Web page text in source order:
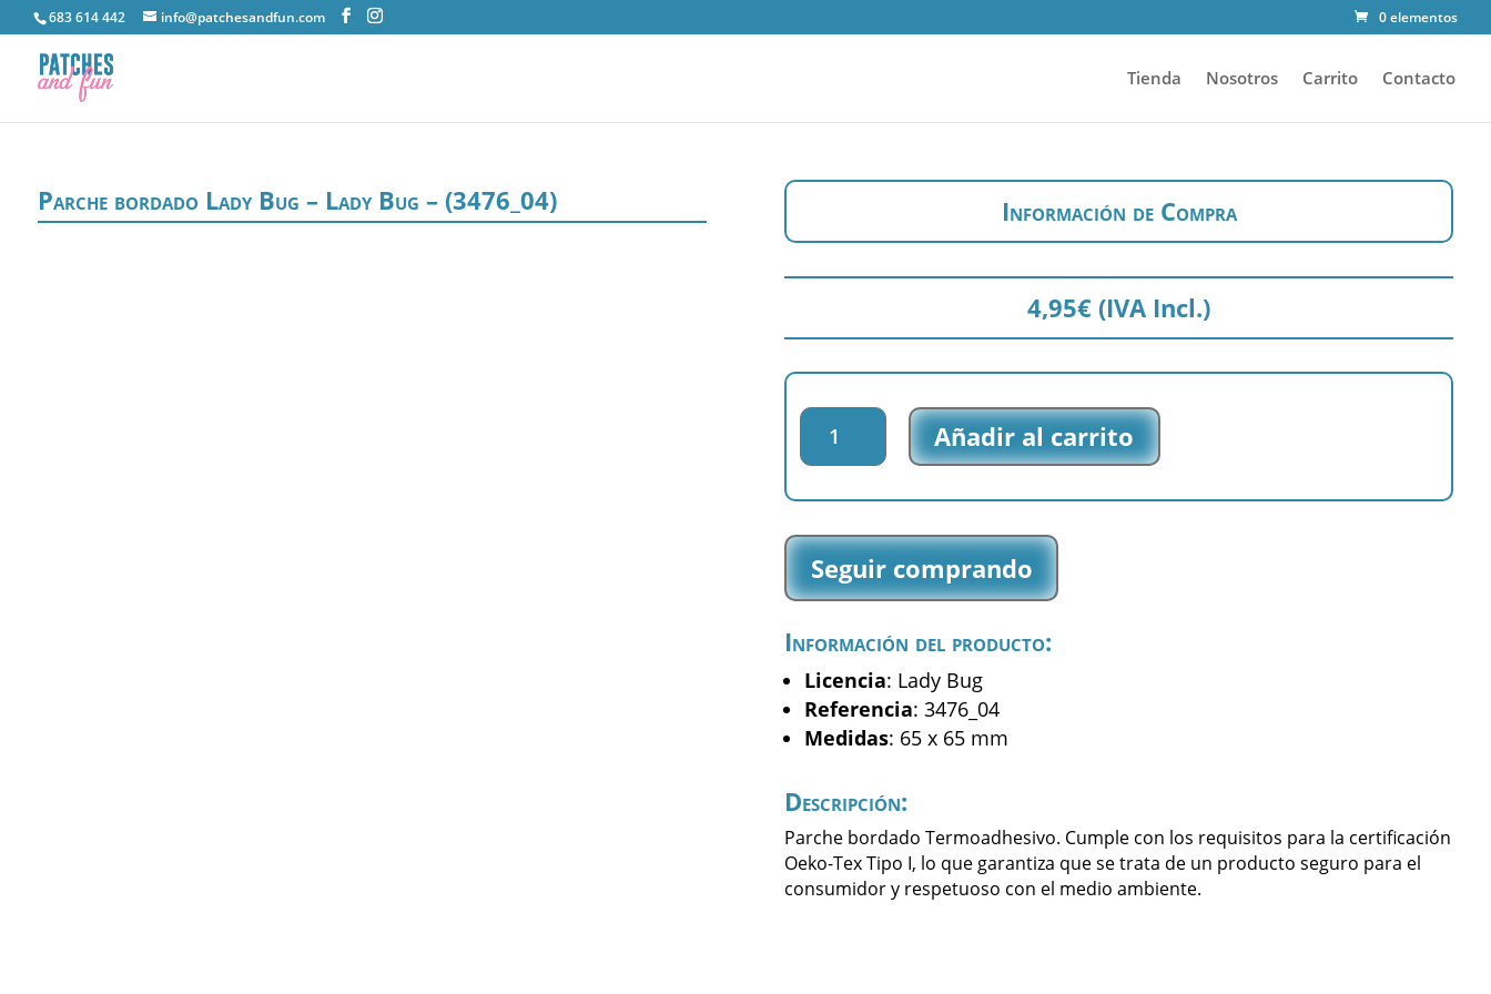
683 614 442 info@patchesandfun.com 0 elementos
Tienda Nosotros Carrito Contacto
Parche bordado Lady Bug – Lady Bug – (3476_04) Información de Compra
4,95€ (IVA Incl.)
Parche
bordado
Lady
Bug
Lady
Bug
-
cantidad
Añadir al carrito
Seguir comprando
Información del producto:
Licencia: Lady Bug
Referencia: 3476_04
Medidas: 65 x 65 mm
Descripción:
Parche bordado Termoadhesivo. Cumple con los requisitos para la certificación
Oeko-Tex Tipo I, lo que garantiza que se trata de un producto seguro para el
consumidor y respetuoso con el medio ambiente.